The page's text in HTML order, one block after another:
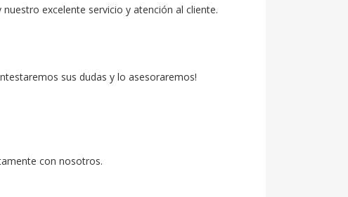
excelente servicio y atención al cliente.
sus dudas y lo asesoraremos!
con nosotros.